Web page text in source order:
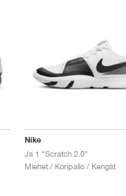
Nike
Ja 1 "Scratch 2.0"
Miehet / Koripallo / Kengät